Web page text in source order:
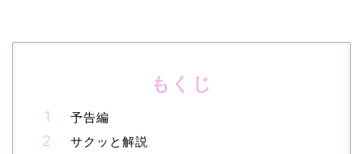
もくじ
予告編
サクッと解説